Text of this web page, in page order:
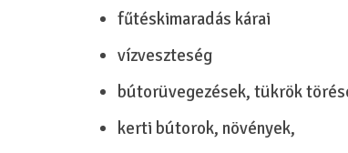
fűtéskimaradás kárai
vízveszteség
bútorüvegezések, tükrök
kerti bútorok, növények,